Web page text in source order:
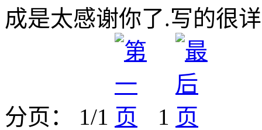
成是太感谢你了.写的很
分页： 1/1 1